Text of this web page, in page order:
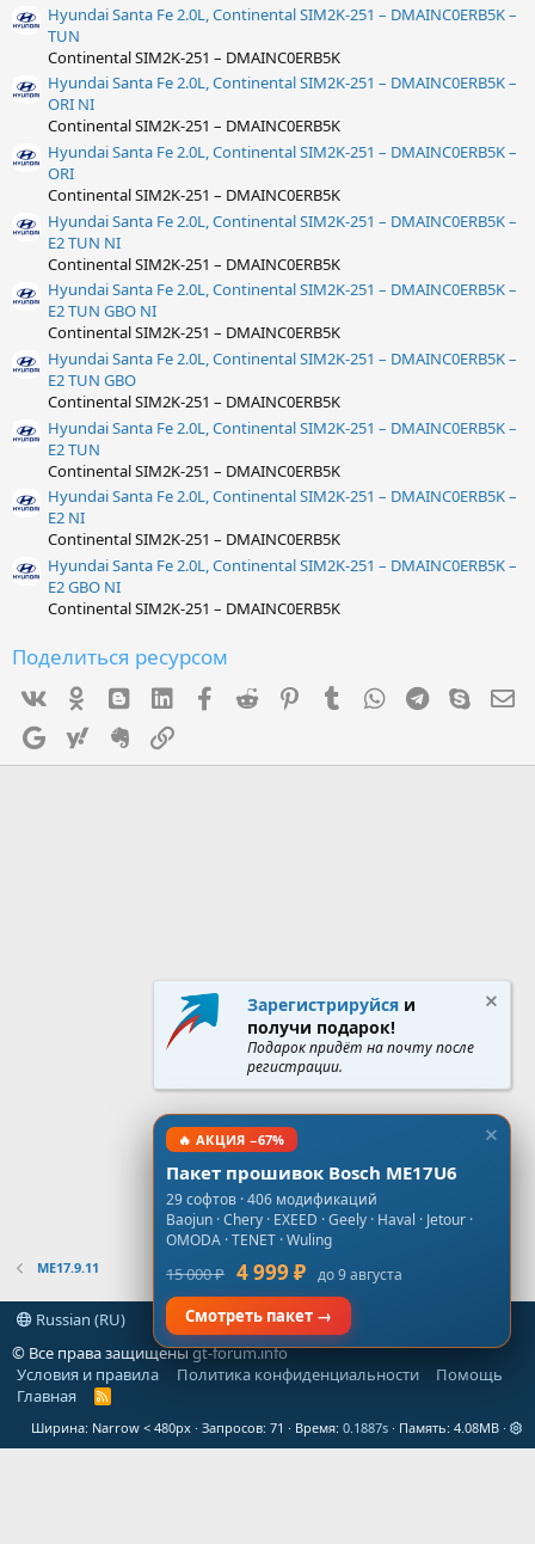
Hyundai Santa Fe 2.0L, Continental SIM2K-251 – DMAINC0ERB5K –
TUN
Continental SIM2K-251 – DMAINC0ERB5K
Hyundai Santa Fe 2.0L, Continental SIM2K-251 – DMAINC0ERB5K –
ORI NI
Continental SIM2K-251 – DMAINC0ERB5K
Hyundai Santa Fe 2.0L, Continental SIM2K-251 – DMAINC0ERB5K –
ORI
Continental SIM2K-251 – DMAINC0ERB5K
Hyundai Santa Fe 2.0L, Continental SIM2K-251 – DMAINC0ERB5K –
E2 TUN NI
Continental SIM2K-251 – DMAINC0ERB5K
Hyundai Santa Fe 2.0L, Continental SIM2K-251 – DMAINC0ERB5K –
E2 TUN GBO NI
Continental SIM2K-251 – DMAINC0ERB5K
Hyundai Santa Fe 2.0L, Continental SIM2K-251 – DMAINC0ERB5K –
E2 TUN GBO
Continental SIM2K-251 – DMAINC0ERB5K
Hyundai Santa Fe 2.0L, Continental SIM2K-251 – DMAINC0ERB5K –
E2 TUN
Continental SIM2K-251 – DMAINC0ERB5K
Hyundai Santa Fe 2.0L, Continental SIM2K-251 – DMAINC0ERB5K –
E2 NI
Continental SIM2K-251 – DMAINC0ERB5K
Hyundai Santa Fe 2.0L, Continental SIM2K-251 – DMAINC0ERB5K –
E2 GBO NI
Continental SIM2K-251 – DMAINC0ERB5K
Поделиться ресурсом
Ok mes_blogger
Linked InFacebook
Reddit PinterestTumblr WhatsAppTelegram
Skype
Google Yahoo Evernote
ME17.9.11
Russian (RU)
© Все права защищеныgt-forum.info
Условия и правила
Политика конфиденциальности
Помощь
Главная
R
S
Ширина Запросов 71 Время 0.1887s Память 4.08MB
Зарегистрируйся и
получи подарок!
Подарок придёт на почту после
регистрации.
🔥 АКЦИЯ −67%
Пакет прошивок Bosch ME17U6
29 софтов · 406 модификаций
Baojun · Chery · EXEED · Geely · Haval · Jetour ·
OMODA · TENET · Wuling
15 000 ₽ 4 999 ₽ до 9 августа
Смотреть пакет →